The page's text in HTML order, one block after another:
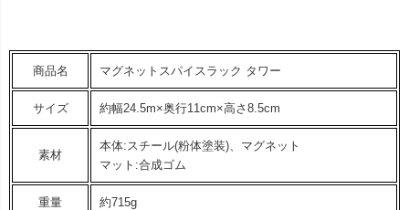
商品名 マグネットスパイスラック タワー
サイズ 約幅24.5m×奥行11cm×高さ8.5cm
素材
本体:スチール(粉体塗装)、マグネット
マット:合成ゴム
重量 約715g